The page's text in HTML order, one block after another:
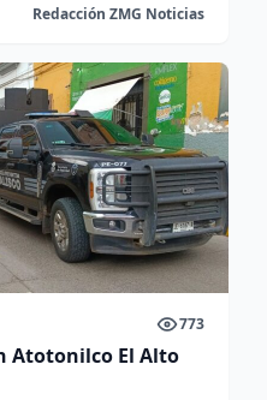
Redacción ZMG Noticias
773
Atotonilco El Alto